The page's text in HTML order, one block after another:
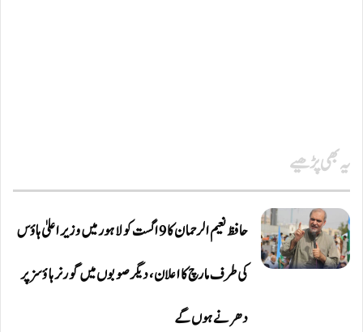
یہ بھی پڑھیے
حافظ نعیم الرحمان کا 9 اگست کو لاہور میں وزیر اعلیٰ ہاؤس
کی طرف مارچ کا اعلان، دیگر صوبوں میں گورنر ہاؤسز پر
دھرنے ہوں گے